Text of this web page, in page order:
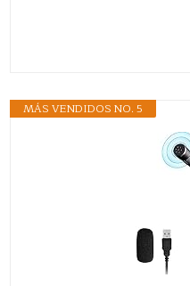
MÁS VENDIDOS NO. 5